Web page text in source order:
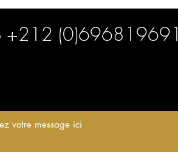
+212 (0)696819691